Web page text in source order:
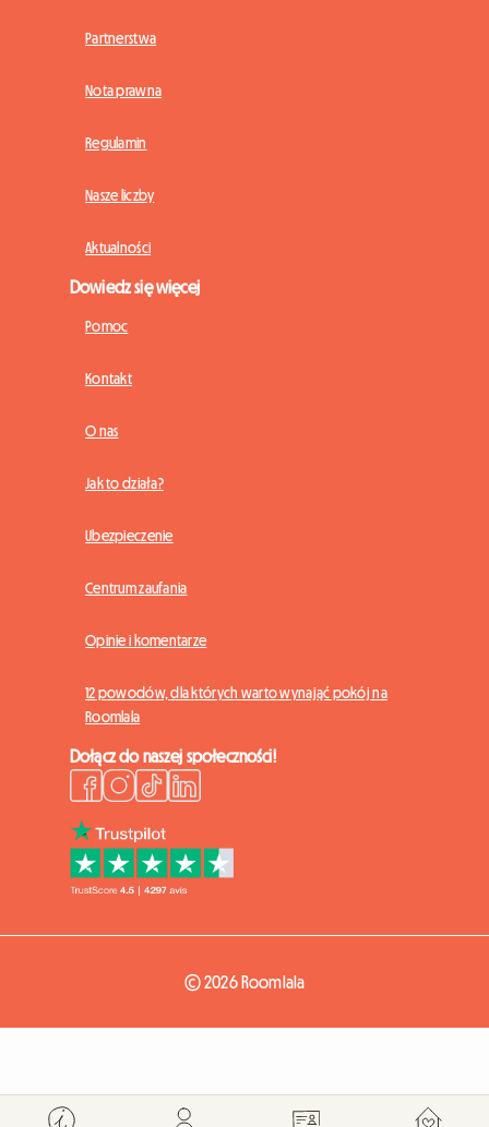
Partnerstwa
Nota prawna
Regulamin
Nasze liczby
Aktualności
Dowiedz się więcej
Pomoc
Kontakt
O nas
Jak to działa?
Ubezpieczenie
Centrum zaufania
Opinie i komentarze
12 powodów, dla których warto wynająć pokój na
Roomlala
Dołącz do naszej społeczności!
© 2026 Roomlala